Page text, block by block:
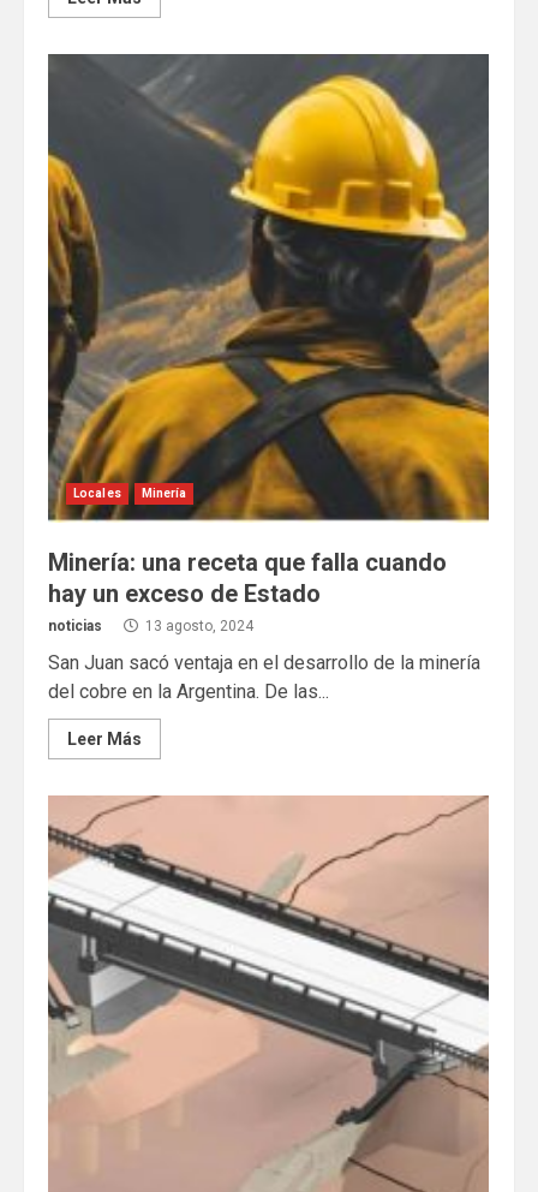
Locales Minería
Minería: una receta que falla cuando
hay un exceso de Estado
noticias 13 agosto, 2024
San Juan sacó ventaja en el desarrollo de la minería
del cobre en la Argentina. De las...
Leer Más